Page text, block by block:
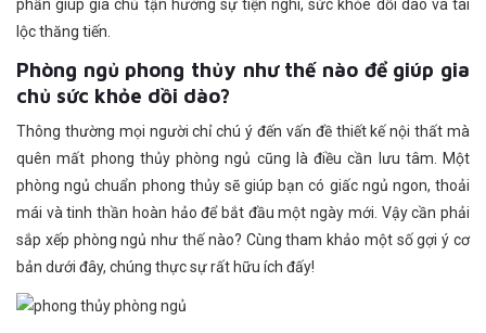
phần giúp gia chủ tận hưởng sự tiện nghi, sức khỏe dồi dào và tài
lộc thăng tiến.
Phòng ngủ phong thủy như thế nào để giúp gia
chủ sức khỏe dồi dào?
Thông thường mọi người chỉ chú ý đến vấn đề thiết kế nội thất mà
quên mất phong thủy phòng ngủ cũng là điều cần lưu tâm. Một
phòng ngủ chuẩn phong thủy sẽ giúp bạn có giấc ngủ ngon, thoải
mái và tinh thần hoàn hảo để bắt đầu một ngày mới. Vậy cần phải
sắp xếp phòng ngủ như thế nào? Cùng tham khảo một số gợi ý cơ
bản dưới đây, chúng thực sự rất hữu ích đấy!